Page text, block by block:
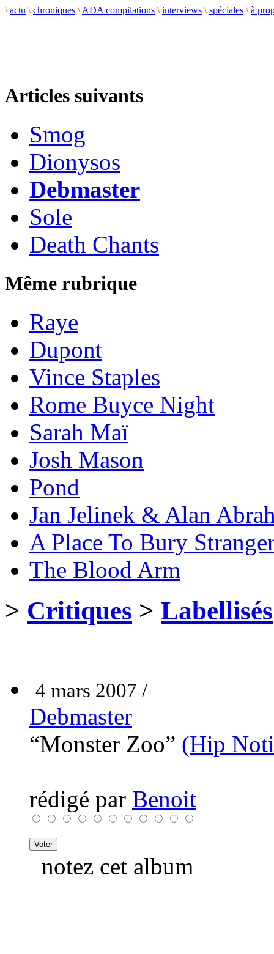
\ actu \ chroniques \ ADA compilations \ interviews \ spéciales \ à
Articles suivants
Smog
Dionysos
Debmaster
Sole
Death Chants
Même rubrique
Raye
Dupont
Vince Staples
Rome Buyce Night
Sarah Maï
Josh Mason
Pond
Jan Jelinek & Alan
A Place To Bury
The Blood Arm
> Critiques > Labellisés
4 mars 2007 /
Debmaster
“Monster Zoo” (Hip
rédigé par Benoit
notez cet album